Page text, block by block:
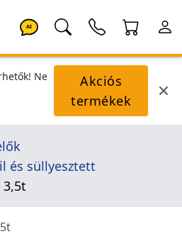
AI
Ne
Akciós
termékek
és süllyesztett